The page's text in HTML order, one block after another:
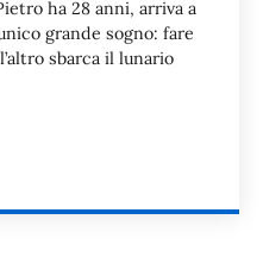
ha 28 anni, arriva a
grande sogno: fare
sbarca il lunario